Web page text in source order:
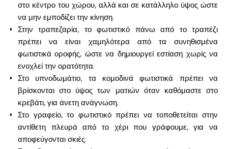
στο κέντρο του χώρου, αλλά και σε κατάλληλο ύψος ώστε
να μην εμποδίζει την κίνηση.
Στην τραπεζαρία, το φωτιστικό πάνω από το τραπέζι
πρέπει να είναι χαμηλότερα από τα συνηθισμένα
φωτιστικά οροφής, ώστε να δημιουργεί εστίαση χωρίς να
ενοχλεί την ορατότητα.
Στο υπνοδωμάτιο, τα κομοδινά φωτιστικά πρέπει να
βρίσκονται στο ύψος των ματιών όταν καθόμαστε στο
κρεβάτι, για άνετη ανάγνωση.
Στο γραφείο, το φωτιστικό πρέπει να τοποθετείται στην
αντίθετη πλευρά από το χέρι που γράφουμε, για να
αποφεύγονται σκιές.